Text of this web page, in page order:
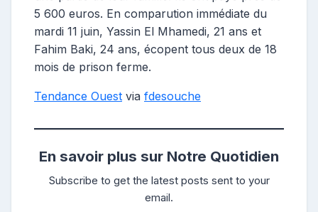
5 600 euros. En comparution immédiate du
mardi 11 juin, Yassin El Mhamedi, 21 ans et
Fahim Baki, 24 ans, écopent tous deux de 18
mois de prison ferme.
Tendance Ouest via fdesouche
En savoir plus sur Notre Quotidien
Subscribe to get the latest posts sent to your
email.